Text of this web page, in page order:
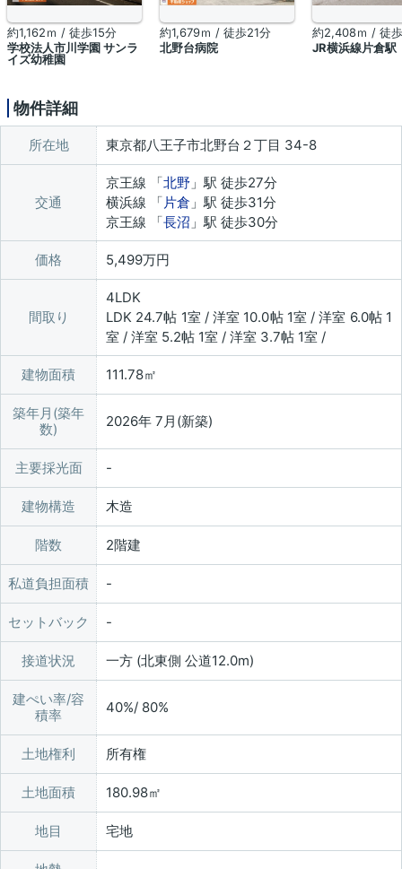
約1,162ｍ / 徒歩15分
学校法人市川学園 サンラ
イズ幼稚園
約1,679ｍ / 徒歩21分
北野台病院
約2,408ｍ / 徒
JR横浜線片倉駅
物件詳細
所在地 東京都八王子市北野台２丁目 34-8
交通
京王線 「北野 」駅 徒歩27分
横浜線 「片倉 」駅 徒歩31分
京王線 「長沼 」駅 徒歩30分
価格 5,499万円
間取り
4LDK
LDK 24.7帖 1室 / 洋室 10.0帖 1室 / 洋室 6.0帖 1
室 / 洋室 5.2帖 1室 / 洋室 3.7帖 1室 /
建物面積 111.78㎡
築年月(築年
数)
2026年 7月(新築)
主要採光面
建物構造 木造
階数 2階建
私道負担面積
セットバック
接道状況 一方 (北東側 公道12.0m)
建ぺい率/容
積率
40%/ 80%
土地権利 所有権
土地面積 180.98㎡
地目 宅地